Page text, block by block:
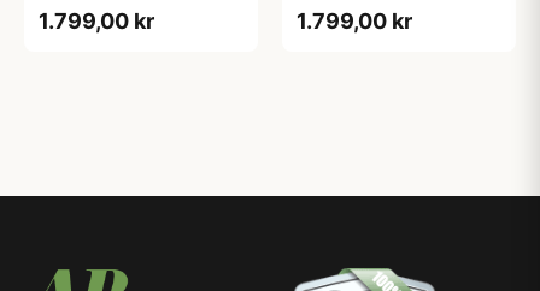
1.799,00 kr 1.799,00 kr